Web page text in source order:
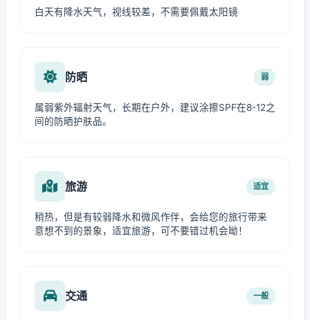
白天有降水天气，视线较差，不需要佩戴太阳镜
防晒 弱
属弱紫外辐射天气，长期在户外，建议涂擦SPF在8-12之
间的防晒护肤品。
旅游 适宜
稍热，但是有较弱降水和微风作伴，会给您的旅行带来
意想不到的景象，适宜旅游，可不要错过机会呦！
交通 一般